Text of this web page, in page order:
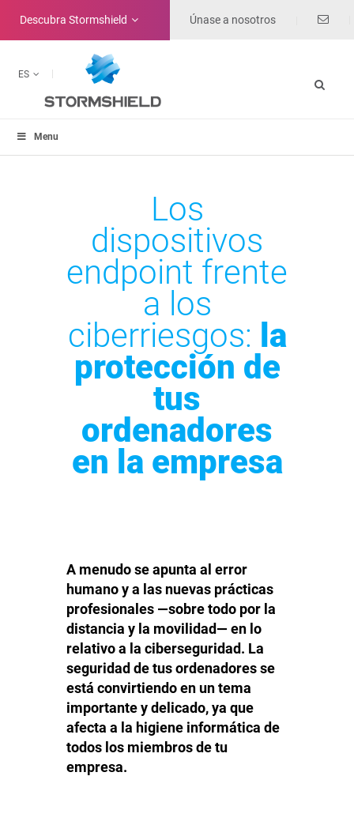
Descubra Stormshield Únase a nosotros
ES
Menu
Los
dispositivos
endpoint frente
a los
ciberriesgos: la
protección de
tus
ordenadores
en la empresa
A menudo se apunta al error
humano y a las nuevas prácticas
profesionales —sobre todo por la
distancia y la movilidad— en lo
relativo a la ciberseguridad. La
seguridad de tus ordenadores se
está convirtiendo en un tema
importante y delicado, ya que
afecta a la higiene informática de
todos los miembros de tu
empresa.